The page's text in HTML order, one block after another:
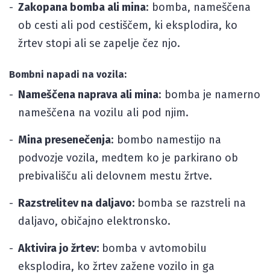
Zakopana bomba ali mina: bomba, nameščena
ob cesti ali pod cestiščem, ki eksplodira, ko
žrtev stopi ali se zapelje čez njo.
Bombni napadi na vozila:
Nameščena naprava ali mina: bomba je namerno
nameščena na vozilu ali pod njim.
Mina presenečenja: bombo namestijo na
podvozje vozila, medtem ko je parkirano ob
prebivališču ali delovnem mestu žrtve.
Razstrelitev na daljavo: bomba se razstreli na
daljavo, običajno elektronsko.
Aktivira jo žrtev: bomba v avtomobilu
eksplodira, ko žrtev zažene vozilo in ga